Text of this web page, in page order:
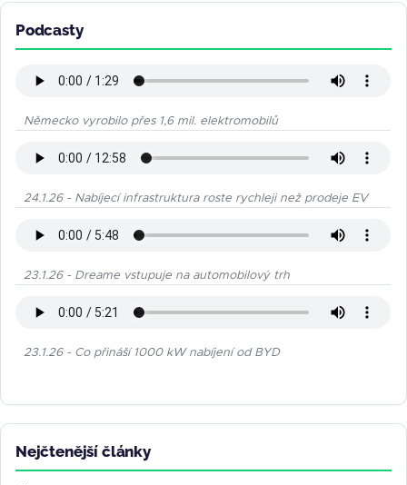
Podcasty
Německo vyrobilo přes 1,6 mil. elektromobilů
24.1.26 - Nabíjecí infrastruktura roste rychleji než prodeje EV
23.1.26 - Dreame vstupuje na automobilový trh
23.1.26 - Co přináší 1000 kW nabíjení od BYD
Nejčtenější články